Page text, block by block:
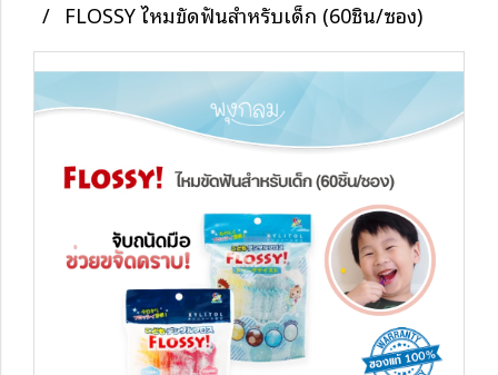
FLOSSY ไหมขัดฟันสำหรับเด็ก (60ชิ้น/ซอง)